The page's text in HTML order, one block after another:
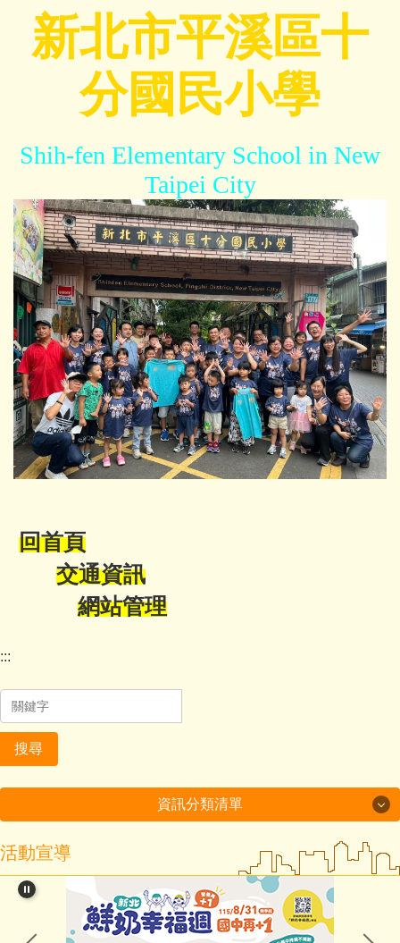
新北市平溪區十
分國民小學
Shih-fen Elementary School in New
Taipei City
回首頁
交通資訊
網站管理
:::
搜尋
資訊分類清單
115年度磐石國小組-十分國小-方案全文
閱讀教育專區
新北市課程計畫資源網
活動宣導